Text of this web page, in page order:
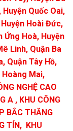
Quốc Oai,
Hoài Đức,
Ứng Hoà, Huyện
Linh, Quận Ba
Quận Tây Hồ,
Hoàng Mai,
NGHỆ CAO
A , KHU CÔNG
BẮC THĂNG
TÍN , KHU